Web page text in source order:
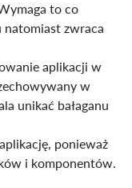
to co
natomiast zwraca
aplikacji w
w
unikać bałaganu
ponieważ
i komponentów.